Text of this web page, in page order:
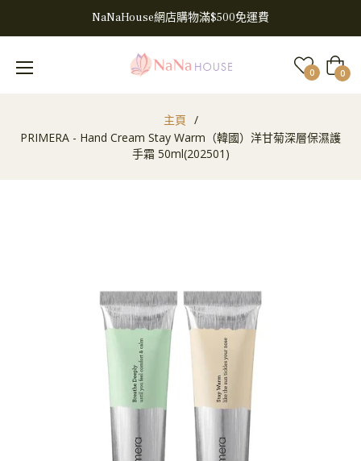
NaNaHouse網店購物滿$500免運費
0 大
車 0
主頁 /
PRIMERA - Hand Cream Stay Warm（韓國）洋甘菊深層保濕護
手霜 50ml(202501)